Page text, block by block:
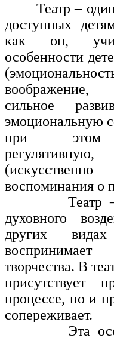
Театр –
доступных
как он,
особенности
воображение,
сильное
эмоциональную
при этом
воспоминания о
Театр –
духовного
других
творчества. В
присутствует
процессе, но и
сопереживает.
Эта